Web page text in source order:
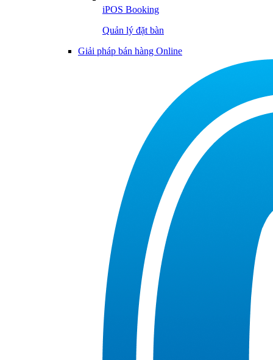
iPOS Booking
Quản lý đặt bàn
Giải pháp bán hàng Online